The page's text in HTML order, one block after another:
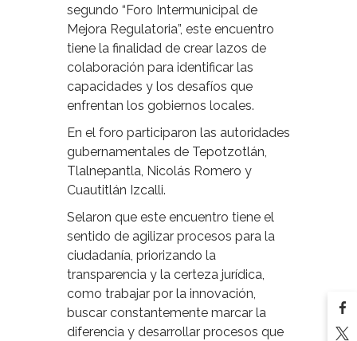
segundo “Foro Intermunicipal de
Mejora Regulatoria”, este encuentro
tiene la finalidad de crear lazos de
colaboración para identificar las
capacidades y los desafíos que
enfrentan los gobiernos locales.
En el foro participaron las autoridades
gubernamentales de Tepotzotlán,
Tlalnepantla, Nicolás Romero y
Cuautitlán Izcalli.
Selaron que este encuentro tiene el
sentido de agilizar procesos para la
ciudadanía, priorizando la
transparencia y la certeza jurídica,
como trabajar por la innovación,
buscar constantemente marcar la
diferencia y desarrollar procesos que